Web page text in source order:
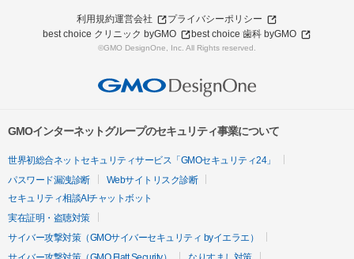
利用規約運営会社
プライバシーポリシー
best choice クリニック byGMO
best choice 歯科 byGMO
©GMO DesignOne, Inc. All Rights reserved.
GMOインターネットグループのセキュリティ事業について
世界初総合ネットセキュリティサービス「GMOセキュリティ24」
パスワード漏洩診断
Webサイトリスク診断
セキュリティ相談AIチャットボット
実在証明・盗聴対策
サイバー攻撃対策（GMOサイバーセキュリティ byイエラエ）